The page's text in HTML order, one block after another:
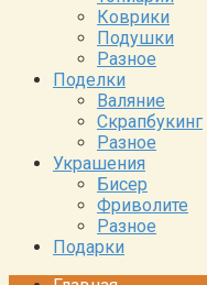
Коврики
Подушки
Разное
Поделки
Валяние
Скрапбукинг
Разное
Украшения
Бисер
Фриволите
Разное
Подарки